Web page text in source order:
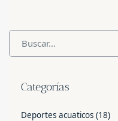
Categorías
Deportes acuaticos (18)